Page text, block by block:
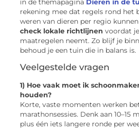
in de themapagina Dieren in de
rekening mee dat regels rond het
weren van dieren per regio
check lokale richtlijnen voordat
maatregelen neemt. Zo blijf je
behoud je een tuin die in balans is.
Veelgestelde vragen
1) Hoe vaak moet ik
houden?
Korte, vaste momenten werken
marathonsessies. Denk aan 10–15
plus één iets langere ronde per